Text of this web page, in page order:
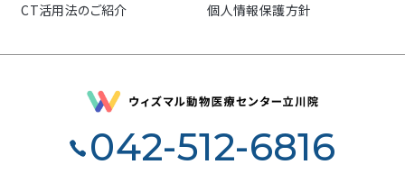
CT活用法のご紹介
個人情報保護方針
042-512-6816